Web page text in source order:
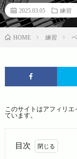
2025.03.05 練習
HOME 練習
このサイトはアフィリ
ています。
目次